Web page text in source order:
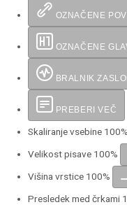
OZNAČENE
OZNAČENE
BRALNIK
PREBERI VEČ
Skaliranje vsebine 100%
Velikost pisave 100%
Višina vrstice 100%
Presledek med črkami